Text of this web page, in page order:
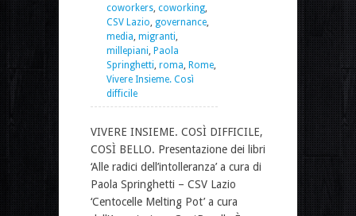
coworkers coworking
CSV Lazio governance
media migranti
millepiani Paola
Springhetti roma Rome
Vivere Insieme. Così
difficile
VIVERE INSIEME. COSÌ DIFFICILE,
COSÌ BELLO. Presentazione dei libri
‘Alle radici dell’intolleranza’ a cura di
Paola Springhetti – CSV Lazio
‘Centocelle Melting Pot’ a cura